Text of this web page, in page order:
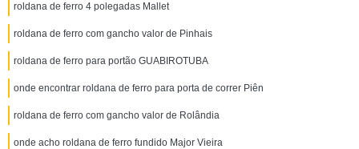
roldana de ferro 4 polegadas Mallet
roldana de ferro com gancho valor de Pinhais
roldana de ferro para portão GUABIROTUBA
onde encontrar roldana de ferro para porta de correr Piên
roldana de ferro com gancho valor de Rolândia
onde acho roldana de ferro fundido Major Vieira